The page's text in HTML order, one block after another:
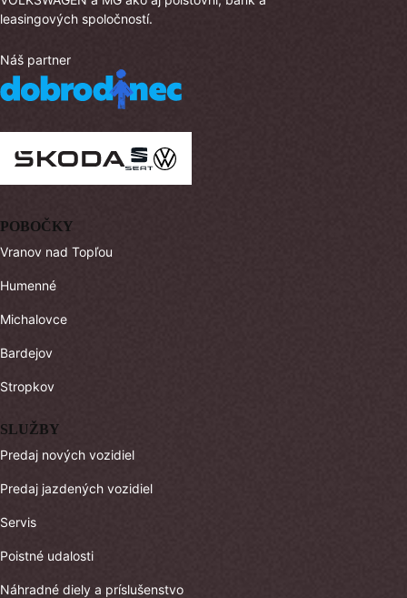
leasingových spoločností.
Náš partner
POBOČKY
Vranov nad Topľou
Humenné
Michalovce
Bardejov
Stropkov
SLUŽBY
Predaj nových vozidiel
Predaj jazdených vozidiel
Servis
Poistné udalosti
Náhradné diely a príslušenstvo